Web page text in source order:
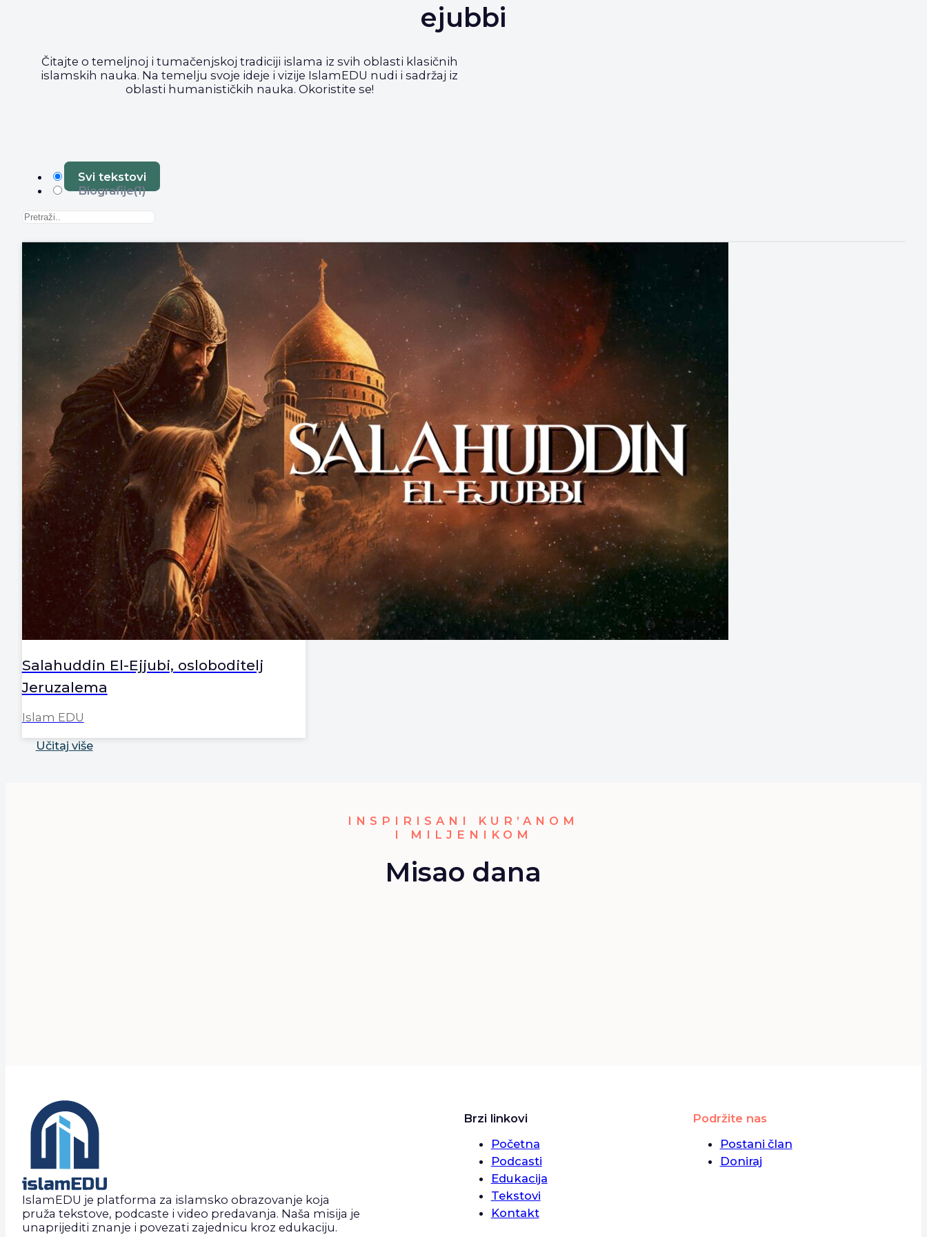
ejubbi
Čitajte o temeljnoj i tumačenjskoj tradiciji islama iz svih oblasti klasičnih
islamskih nauka. Na temelju svoje ideje i vizije IslamEDU nudi i sadržaj iz
oblasti humanističkih nauka. Okoristite se!
Svi tekstovi
Biografije(1)
Salahuddin El-Ejjubi, osloboditelj
Jeruzalema
Islam EDU
Učitaj više
INSPIRISANI KUR’ANOM
I MILJENIKOM
Misao dana
IslamEDU je platforma za islamsko obrazovanje koja
pruža tekstove, podcaste i video predavanja. Naša misija je
unaprijediti znanje i povezati zajednicu kroz edukaciju.
Brzi linkovi
Početna
Podcasti
Edukacija
Tekstovi
Kontakt
Podržite nas
Postani član
Doniraj